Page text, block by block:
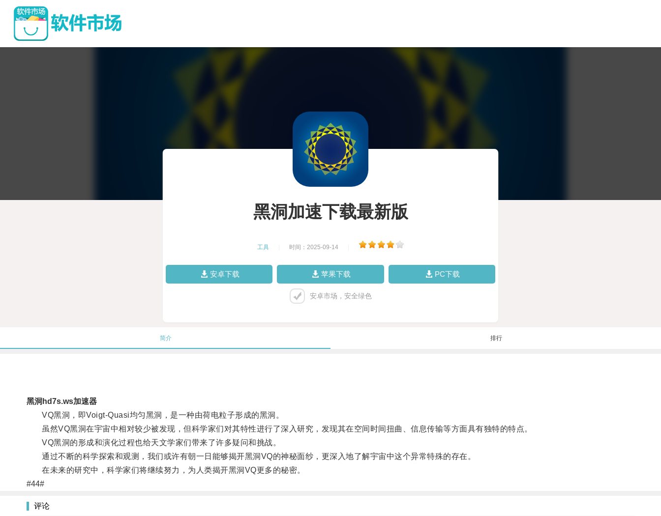
黑洞加速下载最新版
工具 时间：2025-09-14
安卓下载 苹果下载 PC下载
安卓市场，安全绿色
简介 排行
黑洞hd7s.ws加速器
VQ黑洞，即Voigt-Quasi均匀黑洞，是一种由荷电粒子形成的黑洞。
虽然VQ黑洞在宇宙中相对较少被发现，但科学家们对其特性进行了深入研究，发现其在空间时间扭曲、信息传输等方面具有独特的特点。
VQ黑洞的形成和演化过程也给天文学家们带来了许多疑问和挑战。
通过不断的科学探索和观测，我们或许有朝一日能够揭开黑洞VQ的神秘面纱，更深入地了解宇宙中这个异常特殊的存在。
在未来的研究中，科学家们将继续努力，为人类揭开黑洞VQ更多的秘密。
#44#
评论